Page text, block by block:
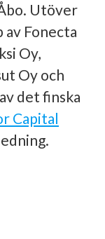
Utöver
av Fonecta
Oy,
Oy och
det finska
Capital